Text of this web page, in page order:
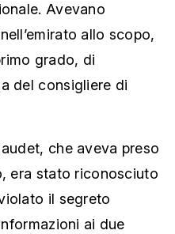
Avevano
allo scopo,
grado, di
del consigliere di
che aveva preso
era stato riconosciuto
il segreto
ai due